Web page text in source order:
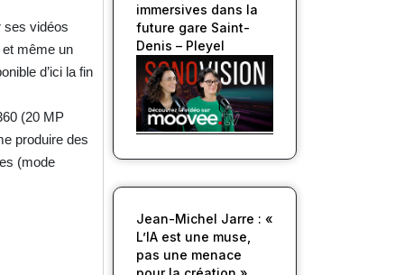
ses vidéos
même un
d’ici la fin
(20 MP
produire des
(mode
immersives dans la
future gare Saint-
Denis – Pleyel
Jean-Michel Jarre : «
L’IA est une muse,
pas une menace